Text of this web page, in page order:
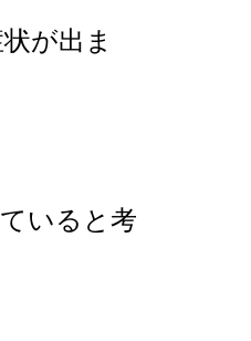
が出ま
いると考